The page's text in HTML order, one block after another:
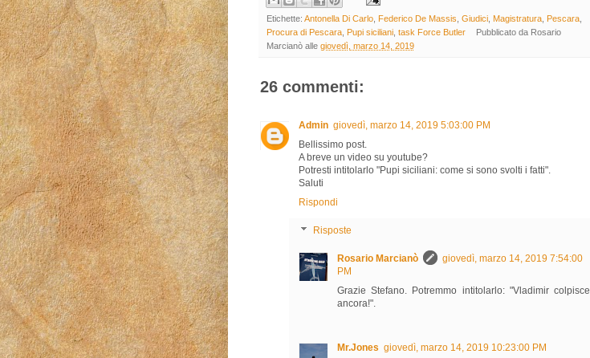
Etichette: Antonella Di Carlo, Federico De Massis, Giudici, Magistratura, Pescara,
Procura di Pescara, Pupi siciliani, task Force Butler Pubblicato da Rosario
Marcianò alle giovedì, marzo 14, 2019
26 commenti:
Admin giovedì, marzo 14, 2019 5:03:00 PM
Bellissimo post.
A breve un video su youtube?
Potresti intitolarlo "Pupi siciliani: come si sono svolti i fatti".
Saluti
Rispondi
Risposte
Rosario Marcianò
giovedì, marzo 14, 2019 7:54:00
PM
Grazie Stefano. Potremmo intitolarlo: "Vladimir colpisce
ancora!".
Mr.Jones giovedì, marzo 14, 2019 10:23:00 PM